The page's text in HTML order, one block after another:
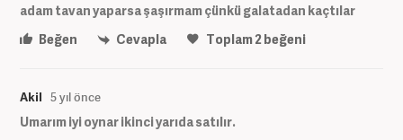
adam tavan yaparsa şaşırmam çünkü galatadan kaçtılar
Beğen
Cevapla Toplam2 beğeni
Akil 5 yıl önce
Umarım iyi oynar ikinci yarıda satılır.